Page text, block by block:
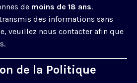
de moins de 18 ans.
des informations sans
veuillez nous contacter afin que
de la Politique